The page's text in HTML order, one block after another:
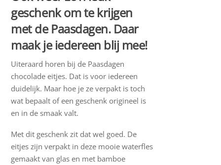
geschenk om te krijgen
met de Paasdagen. Daar
maak je iedereen blij mee!
Uiteraard horen bij de Paasdagen
chocolade eitjes. Dat is voor iedereen
duidelijk. Maar hoe je ze verpakt is toch
wat bepaalt of een geschenk origineel is
en in de smaak valt.
Met dit geschenk zit dat wel goed. De
eitjes zijn verpakt in deze mooie waterfles
gemaakt van glas en met bamboe